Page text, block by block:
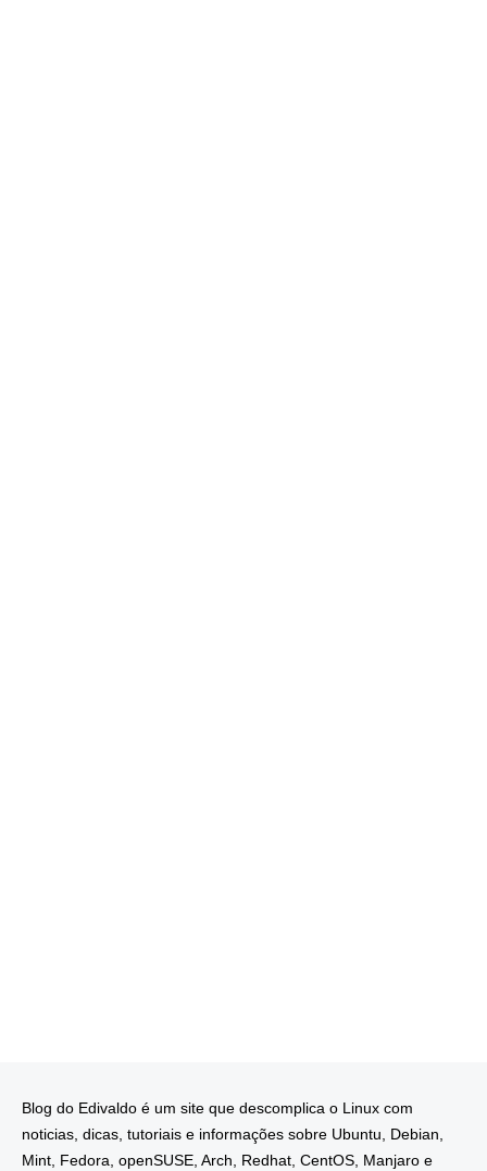
Blog do Edivaldo é um site que descomplica o Linux com
noticias, dicas, tutoriais e informações sobre Ubuntu, Debian,
Mint, Fedora, openSUSE, Arch, Redhat, CentOS, Manjaro e